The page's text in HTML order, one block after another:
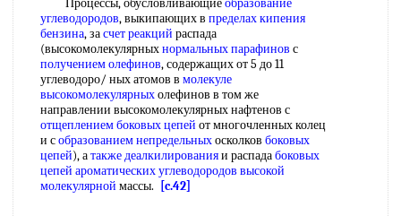
Процессы, обусловливающиеобразование
углеводородов, выкипающих в пределах кипения
бензина, засчет реакций распада
(высокомолекулярныхнормальных парафинов с
получением олефинов, содержащих от 5 до 11
углеводоро/ ных атомов в молекуле
высокомолекулярныхолефинов в том же
направлении высокомолекулярных нафтенов с
отщеплением боковых цепей от многочленных колец
и собразованием непредельныхосколков боковых
цепей), атакже деалкилированияи распадабоковых
цепей ароматических углеводородов высокой
молекулярной массы. [c.42]